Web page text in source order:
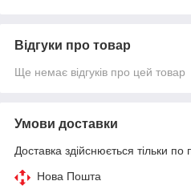
Відгуки про товар
Ще немає відгуків про цей товар
Умови доставки
Доставка здійснюється тільки по
Нова Пошта